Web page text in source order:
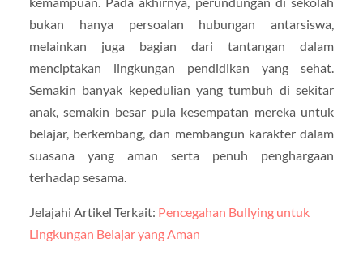
bukan hanya persoalan hubungan antarsiswa,
melainkan juga bagian dari tantangan dalam
menciptakan lingkungan pendidikan yang sehat.
Semakin banyak kepedulian yang tumbuh di sekitar
anak, semakin besar pula kesempatan mereka untuk
belajar, berkembang, dan membangun karakter dalam
suasana yang aman serta penuh penghargaan
terhadap sesama.
Jelajahi Artikel Terkait: Pencegahan Bullying untuk
Lingkungan Belajar yang Aman